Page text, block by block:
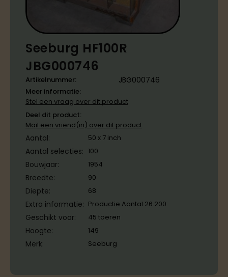
Seeburg HF100R
JBG000746
Artikelnummer: JBG000746
Meer informatie:
Stel een vraag over dit product
Deel dit product:
Mail een vriend(in) over dit product
Aantal: 50 x 7 inch
Aantal selecties: 100
Bouwjaar: 1954
Breedte: 90
Diepte: 68
Extra informatie: Productie Aantal 26.200
Geschikt voor: 45 toeren
Hoogte: 149
Merk: Seeburg